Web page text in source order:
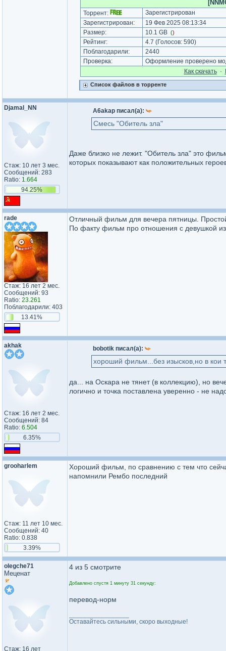
Торрент:
Зарегистрирован
Зарегистрирован:
19 Фев 2025 08:13:34
Размер:
10.1 GB ()
Рейтинг: 4.7 (Голосов: 590)
Поблагодарили:
2440
Проверка:
Оформление проверено
Как cкачать·
Список файлов в торренте
Djamal_NN
Стаж: 10 лет 3 мес.
Сообщений: 283
Ratio: 1.664
94.25%
A6akap писал(а):
Смесь "Обитель зла"
Даже близко не лежит. "Обитель зла" это
которых показывают как положительных
rade
Стаж: 16 лет 2 мес.
Сообщений: 93
Ratio: 23.261
Поблагодарили: 403
13.41%
Отличный фильм для вечера пятницы.
По факту фильм про отношения с девушкой
akhak
Стаж: 16 лет 2 мес.
Сообщений: 84
Ratio: 6.504
6.35%
bobotik писал(а):
хороший фильм...без изысков,но в кои
да... на Оскара не тянет (в коллекцию), но
логично и точка поставлена уверенно - не
grooharlem
Стаж: 11 лет 10 мес.
Сообщений: 40
Ratio: 0.838
3.39%
Хороший фильм, по сравнению с тем что
напомнили Рембо последний
olegche71
Меценат
Стаж: 16 лет
4 из 5 смотрите
Добавлено спустя 1 минуту 31 секунду:
перевод-норм
Оставайтесь сильными, скоро выходные!